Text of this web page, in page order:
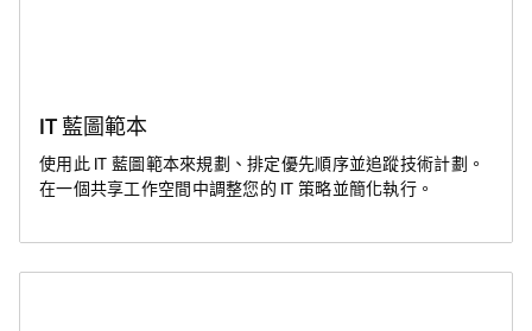
IT 藍圖範本
使用此 IT 藍圖範本來規劃、排定優先順序並追蹤技術計劃。
在一個共享工作空間中調整您的 IT 策略並簡化執行。